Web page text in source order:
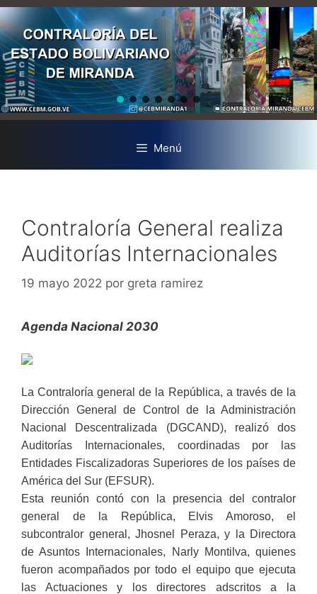
Menú
Contraloría General realiza
Auditorías Internacionales
19 mayo 2022 por greta ramirez
Agenda Nacional 2030
La Contraloría general de la República, a través de la
Dirección General de Control de la Administración
Nacional Descentralizada (DGCAND), realizó dos
Auditorías Internacionales, coordinadas por las
Entidades Fiscalizadoras Superiores de los países de
América del Sur (EFSUR).
Esta reunión contó con la presencia del contralor
general de la República, Elvis Amoroso, el
subcontralor general, Jhosnel Peraza, y la Directora
de Asuntos Internacionales, Narly Montilva, quienes
fueron acompañados por todo el equipo que ejecuta
las Actuaciones y los directores adscritos a la